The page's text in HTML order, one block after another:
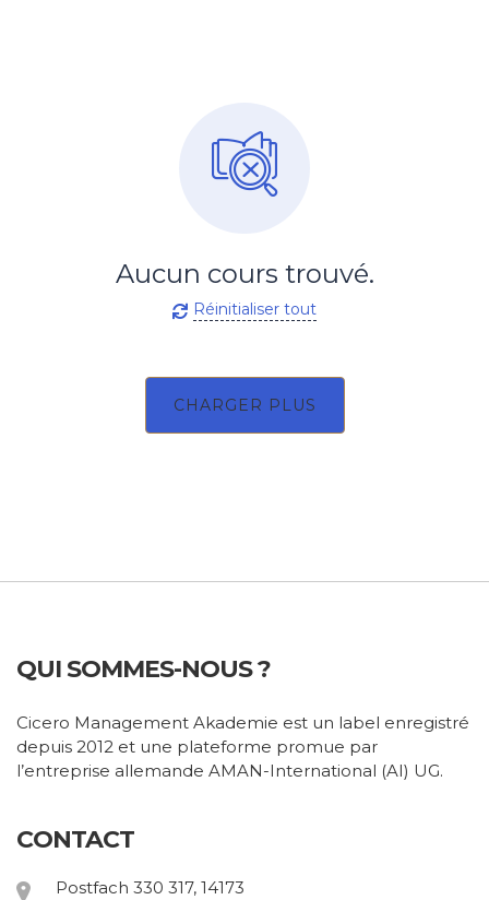
Aucun cours trouvé.
Réinitialiser tout
CHARGER PLUS
QUI SOMMES-NOUS ?
Cicero Management Akademie est un label enregistré
depuis 2012 et une plateforme promue par
l’entreprise allemande AMAN-International (AI) UG.
CONTACT
Postfach 330 317, 14173